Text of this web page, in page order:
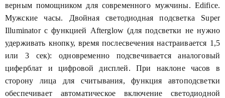
верным помощником для современного мужчины. Edifice.
Мужские часы. Двойная светодиодная подсветка Super
Illuminator с функцией Afterglow (для подсветки не нужно
удерживать кнопку, время послесвечения настраивается 1,5
или 3 сек): одновременно подсвечивается аналоговый
циферблат и цифровой дисплей. При наклоне часов в
сторону лица для считывания, функция автоподсветки
обеспечивает автоматическое включение светодиодной